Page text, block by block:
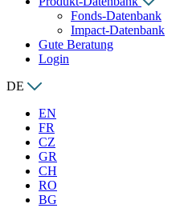
Fonds-Datenbank
Impact-Datenbank
Gute Beratung
Login
DE
EN
FR
CZ
GR
CH
RO
BG